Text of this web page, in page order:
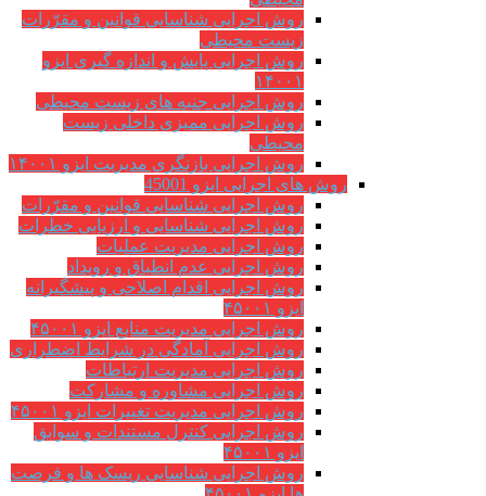
روش اجرایی شناسایی قوانین و مقرّرات
زیست محیطی
روش اجرایی پایش و اندازه گیری ایزو
۱۴۰۰۱
روش اجرایی جنبه های زیست محیطی
روش اجرایی ممیزی داخلی زیست
محیطی
روش اجرایی بازنگری مدیریت ایزو ۱۴۰۰۱
روش های اجرایی ایزو 45001
روش اجرایی شناسایی قوانین و مقرّرات
روش اجرایی شناسایی و ارزیابی خطرات
روش اجرایی مدیریت عملیات
روش اجرایی عدم انطباق و رویداد
روش اجرایی اقدام اصلاحی و پیشگیرانه
ایزو ۴۵۰۰۱
روش اجرایی مدیریت منابع ایزو ۴۵۰۰۱
روش اجرایی آمادگی در شرایط اضطراری
روش اجرایی مدیریت ارتباطات
روش اجرایی مشاوره و مشارکت
روش اجرایی مدیریت تغییرات ایزو ۴۵۰۰۱
روش اجرایی کنترل مستندات و سوابق
ایزو ۴۵۰۰۱
روش اجرایی شناسایی ریسک ها و فرصت